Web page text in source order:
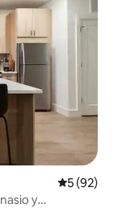
5 (92)
y